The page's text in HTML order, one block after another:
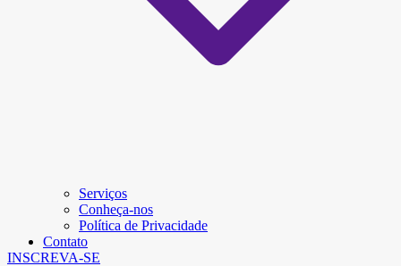
Serviços
Conheça-nos
Política de Privacidade
Contato
INSCREVA-SE